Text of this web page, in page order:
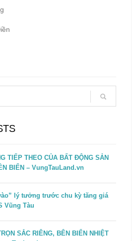
TIẾP THEO CỦA BẤT ĐỘNG SẢN
BIỂN – VungTauLand.vn
lý tưởng trước chu kỳ tăng giá
Vũng Tàu
SẮC RIÊNG, BÊN BIỂN NHIỆT